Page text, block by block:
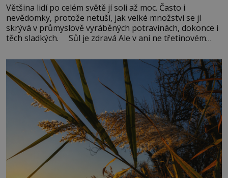
Většina lidí po celém světě jí soli až moc. Často i
nevědomky, protože netuší, jak velké množství se jí
skrývá v průmyslově vyráběných potravinách, dokonce i
těch sladkých. Sůl je zdravá Ale v ani ne třetinovém
základní složky– sodík a chlór – jsou zásadní pro
správné hospodaření